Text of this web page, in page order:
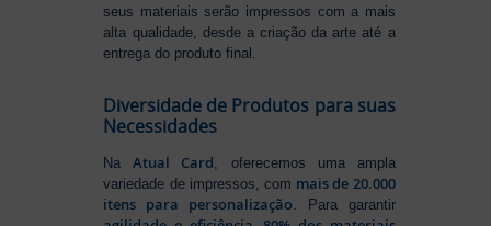
seus materiais serão impressos com a mais
alta qualidade, desde a criação da arte até a
entrega do produto final.
Diversidade de Produtos para suas
Necessidades
NaAtual Card, oferecemos uma ampla
variedade de impressos, com mais de 20.000
itens para personalização. Para garantir